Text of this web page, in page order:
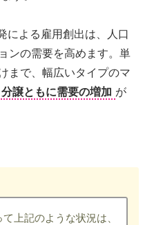
による雇用創出は、人口
ンの需要を高めます。単
まで、幅広いタイプのマ
譲ともに需要の増加 が
上記のような状況は、